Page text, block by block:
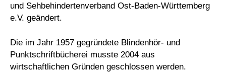
und Sehbehindertenverband Ost-Baden-Württemberg
e.V. geändert.
Die im Jahr 1957 gegründete Blindenhör- und
Punktschriftbücherei musste 2004 aus
wirtschaftlichen Gründen geschlossen werden.